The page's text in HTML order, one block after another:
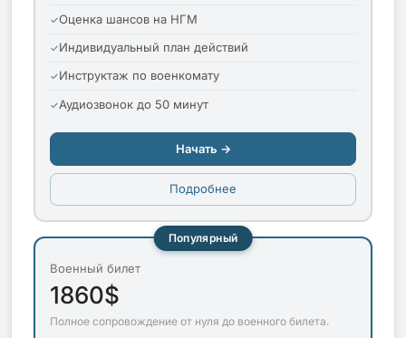
Оценка шансов на НГМ
Индивидуальный план действий
Инструктаж по военкомату
Аудиозвонок до 50 минут
Начать →
Подробнее
Популярный
Военный билет
1860$
Полное сопровождение от нуля до военного билета.